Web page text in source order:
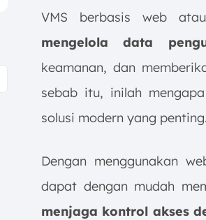
VMS berbasis web
mengelola data
keamanan, dan
sebab itu, inilah mengapa
solusi modern yang penting.
Dengan menggunakan
dapat dengan mudah
menjaga kontrol akses